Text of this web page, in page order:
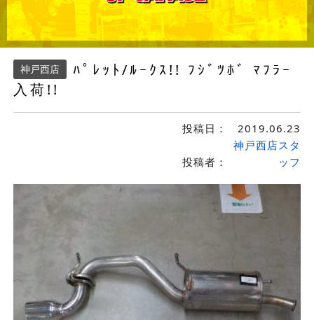
神戸西店
ﾊﾟﾚｯﾄ/ﾙｰｸｽ!! ﾌｼﾞﾂﾎﾞ ﾏﾌﾗｰ
入荷!!
投稿日： 2019.06.23
投稿者：
神戸西店スタ
ッフ